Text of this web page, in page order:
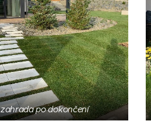
zahrada po dokončení